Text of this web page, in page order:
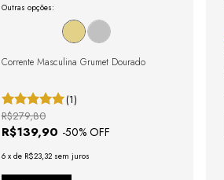
Outras opções:
Corrente Masculina Grumet Dourado
(1)
R$139,90 -50% OFF
R$279,80
6 x de R$23,32 sem juros